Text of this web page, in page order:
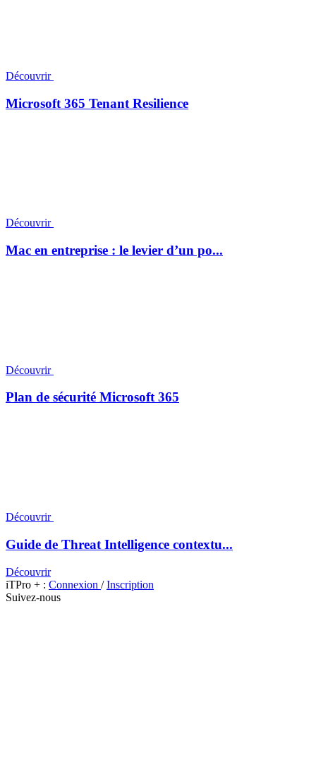
Découvrir
Microsoft 365 Tenant Resilience
Découvrir
Mac en entreprise : le levier d’un po...
Découvrir
Plan de sécurité Microsoft 365
Découvrir
Guide de Threat Intelligence contextu...
Découvrir
iTPro + : Connexion /Inscription
Suivez-nous